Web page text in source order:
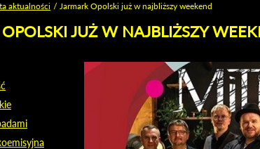
aktualności Jarmark Opolski już w najbliższy weekend
JUŻ W NAJBLIŻSZY